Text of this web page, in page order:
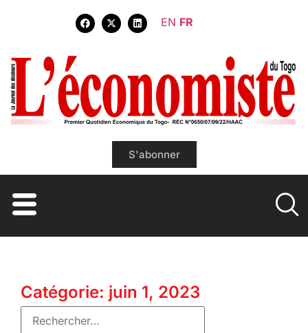
EN FR
S'abonner
Catégorie: juin 1, 2023